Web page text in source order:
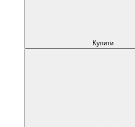
Купити